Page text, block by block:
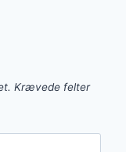
Krævede felter